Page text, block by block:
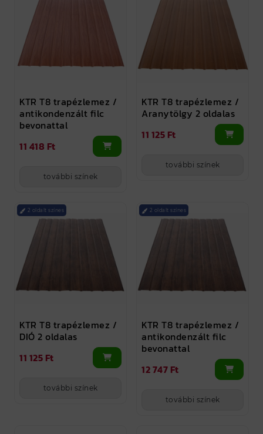
KTR T8 trapézlemez /
antikondenzált filc
bevonattal
11 418 Ft
további színek
KTR T8 trapézlemez /
Aranytölgy 2 oldalas
11 125 Ft
további színek
2 oldalt színes
KTR T8 trapézlemez /
DIÓ 2 oldalas
11 125 Ft
további színek
2 oldalt színes
KTR T8 trapézlemez /
antikondenzált filc
bevonattal
12 747 Ft
további színek